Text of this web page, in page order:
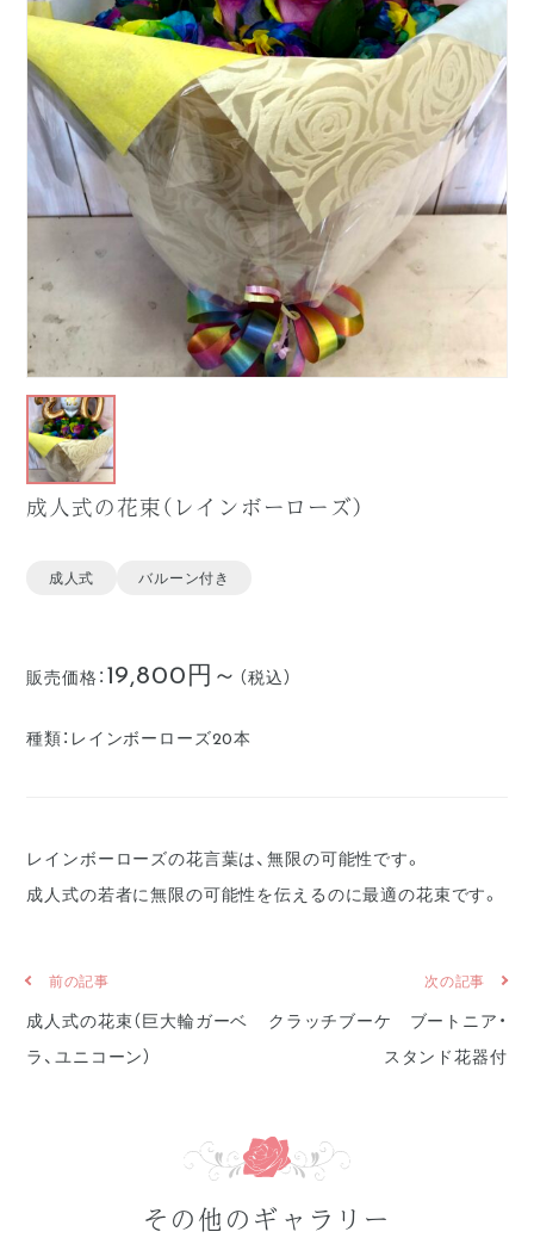
成人式の花束（レインボーローズ）
成人式 バルーン付き
販売価格： 19,800円～ （税込）
種類： レインボーローズ20本
レインボーローズの花言葉は、無限の可能性です。
成人式の若者に無限の可能性を伝えるのに最適の花束です。
前の記事
成人式の花束（巨大輪ガーベ
ラ、ユニコーン）
次の記事
クラッチブーケ ブートニア・
スタンド花器付
その他のギャラリー